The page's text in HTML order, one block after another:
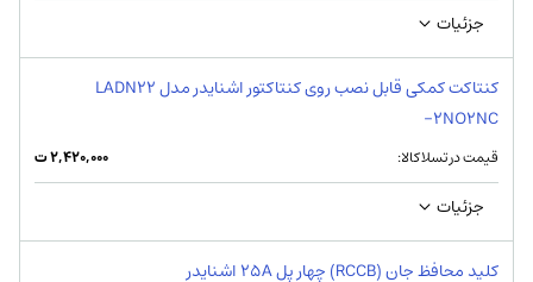
جزئیات
کنتاکت کمکی قابل نصب روی کنتاکتور اشنایدر مدل LADN22
-2NO2NC
قیمت در تسلاکالا: ۲,۴۲۰,۰۰۰ت
جزئیات
کلید محافظ جان (RCCB) چهار پل 25A اشنایدر